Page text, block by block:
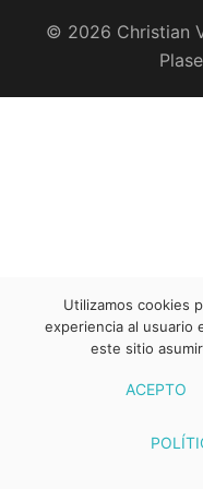
© 2026 Christian
Utilizamos cookies
experiencia al usuario
este sitio
ACEPTO